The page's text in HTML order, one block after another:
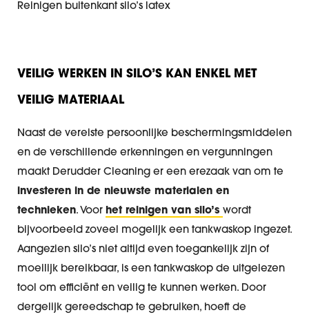
Reinigen buitenkant silo’s latex
VEILIG WERKEN IN SILO’S KAN ENKEL MET
VEILIG MATERIAAL
Naast de vereiste persoonlijke beschermingsmiddelen
en de verschillende erkenningen en vergunningen
maakt Derudder Cleaning er een erezaak van om te
investeren in de nieuwste materialen en
technieken. Voor het reinigen van silo’s wordt
bijvoorbeeld zoveel mogelijk een tankwaskop ingezet.
Aangezien silo’s niet altijd even toegankelijk zijn of
moeilijk bereikbaar, is een tankwaskop de uitgelezen
tool om efficiënt en veilig te kunnen werken. Door
dergelijk gereedschap te gebruiken, hoeft de